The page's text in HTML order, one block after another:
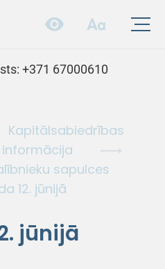
+371 67000610
Kapitālsabiedrības
sapulces
12. jūnijā
jūnijā